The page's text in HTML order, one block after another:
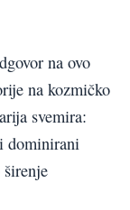
na ovo
na kozmičko
svemira:
dominirani